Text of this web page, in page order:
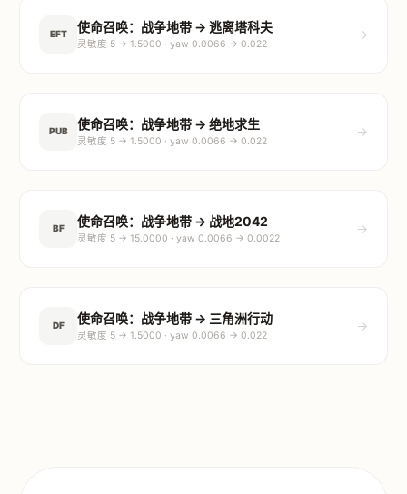
EFT 使命召唤：战争地带 → 逃离塔科夫
灵敏度 5 → 1.5000 · yaw 0.0066 → 0.022
→
PUB 使命召唤：战争地带 → 绝地求生
灵敏度 5 → 1.5000 · yaw 0.0066 → 0.022
→
BF 使命召唤：战争地带 → 战地2042
灵敏度 5 → 15.0000 · yaw 0.0066 → 0.0022
→
DF 使命召唤：战争地带 → 三角洲行动
灵敏度 5 → 1.5000 · yaw 0.0066 → 0.022
→